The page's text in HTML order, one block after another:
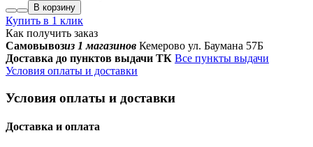
В корзину
Купить в 1 клик
Как получить заказ
Самовывозиз 1 магазинов Кемерово ул. Баумана 57Б
Доставка до пунктов выдачи ТК Все пункты выдачи
Условия оплаты и доставки
Условия оплаты и доставки
Доставка и оплата